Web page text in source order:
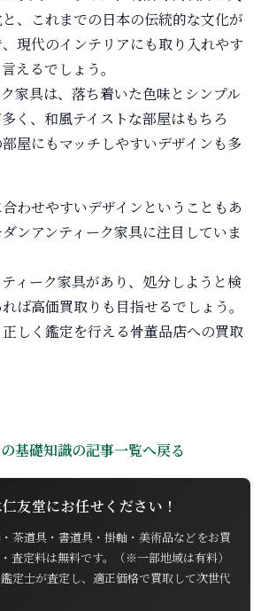
、これまでの日本の伝統的な文化が
現代のインテリアにも取り入れやす
えるでしょう。
家具は、落ち着いた色味とシンプル
く、和風テイストな部屋はもちろ
屋にもマッチしやすいデザインも多
わせやすいデザインということもあ
ンアンティーク家具に注目していま
ィーク家具があり、処分しようと検
ば高価買取りも目指せるでしょう。
しく鑑定を行える骨董品店への買取
基礎知識の記事一覧へ戻る
友堂にお任せください！
茶道具・書道具・掛軸・美術品などをお買
査定料は無料です。（※一部地域は有料）
定士が査定し、適正価格で買取して次世代